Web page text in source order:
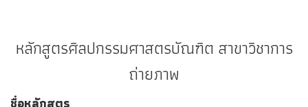
หลักสูตรศิลปกรรมศาสตรบัณฑิต สาขาวิชาการ
ถ่ายภาพ